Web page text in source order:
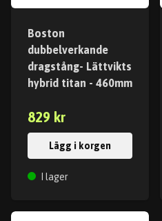
Boston
dubbelverkande
dragstång- Lättvikts
hybrid titan - 460mm
829 kr
Lägg i korgen
I lager